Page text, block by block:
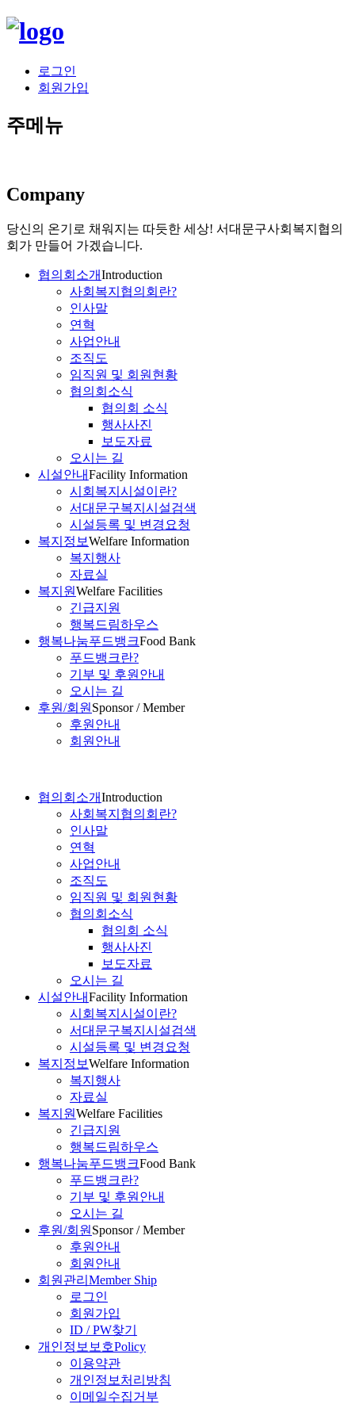
로그인
회원가입
주메뉴
Company
당신의 온기로 채워지는 따듯한 세상! 서대문구사회복지협의
회가 만들어 가겠습니다.
협의회소개Introduction
사회복지협의회란?
인사말
연혁
사업안내
조직도
임직원 및 회원현황
협의회소식
협의회 소식
행사사진
보도자료
오시는 길
시설안내Facility Information
시회복지시설이란?
서대문구복지시설검색
시설등록 및 변경요청
복지정보Welfare Information
복지행사
자료실
복지원Welfare Facilities
긴급지원
행복드림하우스
행복나눔푸드뱅크Food Bank
푸드뱅크란?
기부 및 후원안내
오시는 길
후원/회원 Sponsor / Member
후원안내
회원안내
협의회소개Introduction
사회복지협의회란?
인사말
연혁
사업안내
조직도
임직원 및 회원현황
협의회소식
협의회 소식
행사사진
보도자료
오시는 길
시설안내Facility Information
시회복지시설이란?
서대문구복지시설검색
시설등록 및 변경요청
복지정보Welfare Information
복지행사
자료실
복지원Welfare Facilities
긴급지원
행복드림하우스
행복나눔푸드뱅크Food Bank
푸드뱅크란?
기부 및 후원안내
오시는 길
후원/회원 Sponsor / Member
후원안내
회원안내
회원관리 Member Ship
로그인
회원가입
ID / PW찾기
개인정보보호Policy
이용약관
개인정보처리방침
이메일수집거부